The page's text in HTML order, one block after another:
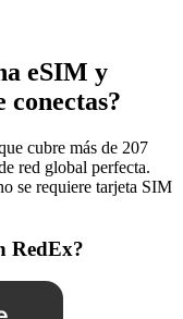
eSIM y
cubre más de 207
red global perfecta.
se requiere tarjeta SIM
RedEx?